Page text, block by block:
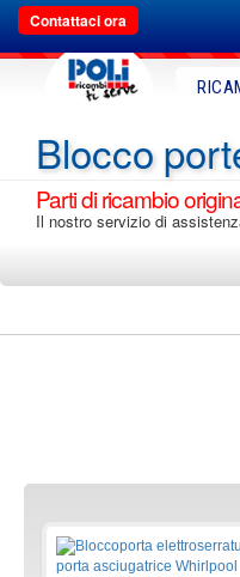
Contattaci ora
Blocco
Parti di ricambio
Il nostro servizio di